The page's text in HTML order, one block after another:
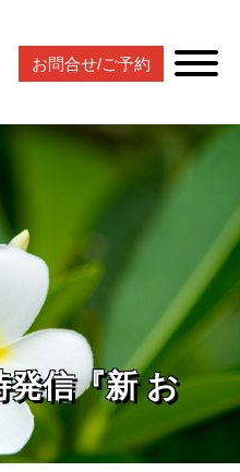
お問合せ/ご予約
信『新 お